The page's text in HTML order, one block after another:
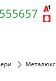
Металюкс